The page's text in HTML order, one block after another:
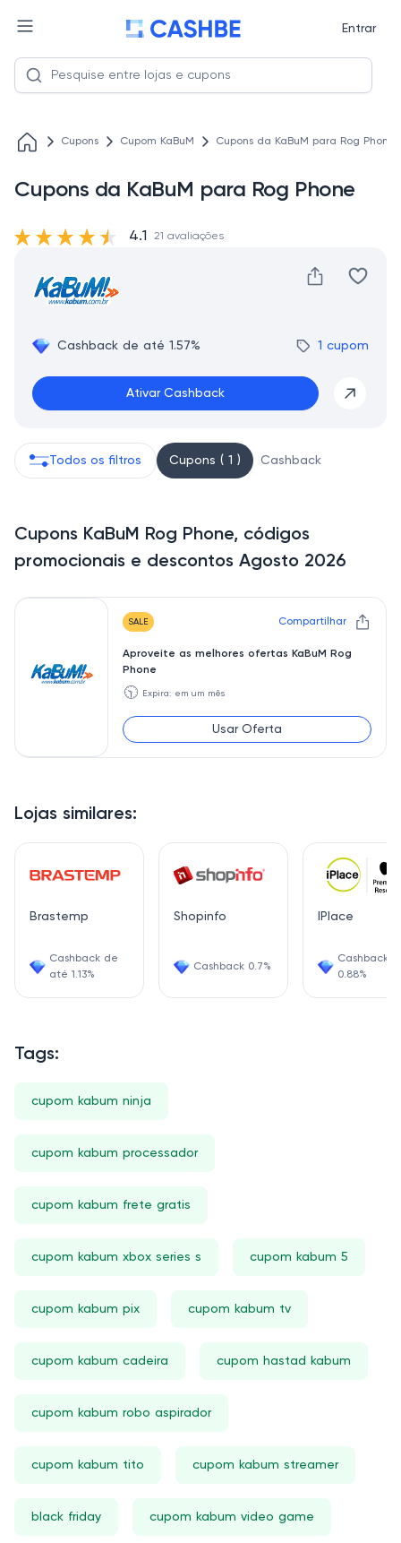
Entrar
Cupons Cupom KaBuM Cupons da KaBuM para Rog Phone
Cupons da KaBuM para Rog Phone
Cashback de até 1.57% 1 cupom
Ativar Cashback
4.1 21 avaliações
Lojas similares:
Brastemp
Cashback de
até 1.13%
Shopinfo
Cashback 0.7%
IPlace
Cashback
0.88%
Tags:
cupom kabum ninja
cupom kabum processador
cupom kabum frete gratis
cupom kabum xbox series s cupom kabum 5
cupom kabum pix cupom kabum tv
cupom kabum cadeira cupom hastad kabum
cupom kabum robo aspirador
cupom kabum tito cupom kabum streamer
black friday cupom kabum video game
Todos os filtros Cupons ( 1 ) Cashback
Cupons KaBuM Rog Phone, códigos
promocionais e descontos Agosto 2026
SALE Compartilhar
Aproveite as melhores ofertas KaBuM Rog
Phone
🕥 Expira: em um mês
Usar Oferta